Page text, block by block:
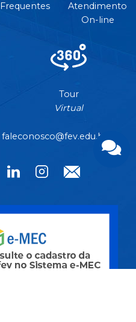
Frequentes
Atendimento
On-line
Tour
Virtual
faleconosco@fev.edu.br